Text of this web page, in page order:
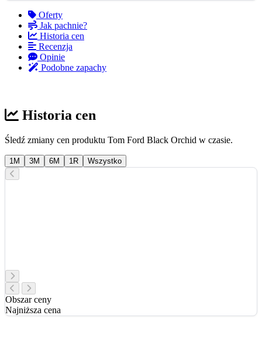
Oferty
Jak pachnie?
Historia cen
Recenzja
Opinie
Podobne zapachy
Historia cen
Śledź zmiany cen produktu Tom Ford Black Orchid w czasie.
1M 3M 6M 1R Wszystko
Obszar ceny
Najniższa cena